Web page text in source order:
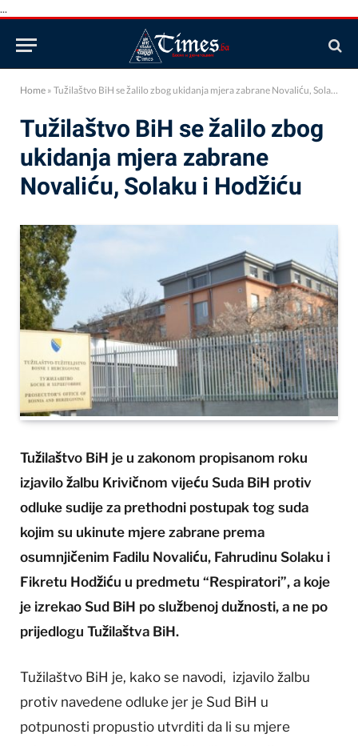
...
Home » Tužilaštvo BiH se žalilo zbog ukidanja mjera zabrane Novaliću, Solaku i Hodžiću
Tužilaštvo BiH se žalilo zbog
ukidanja mjera zabrane
Novaliću, Solaku i Hodžiću
Tužilaštvo BiH je u zakonom propisanom roku
izjavilo žalbu Krivičnom vijeću Suda BiH protiv
odluke sudije za prethodni postupak tog suda
kojim su ukinute mjere zabrane prema
osumnjičenim Fadilu Novaliću, Fahrudinu Solaku i
Fikretu Hodžiću u predmetu “Respiratori”, a koje
je izrekao Sud BiH po službenoj dužnosti, a ne po
prijedlogu Tužilaštva BiH.
Tužilaštvo BiH je, kako se navodi, izjavilo žalbu
protiv navedene odluke jer je Sud BiH u
potpunosti propustio utvrditi da li su mjere